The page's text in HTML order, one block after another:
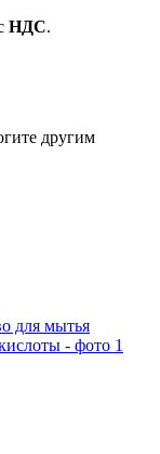
НДС.
другим